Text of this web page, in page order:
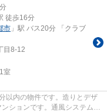
徒歩16分
市 」駅 バス20分 「クラブ
目8-12
1室
以内の物件です。造りとデザ
ションです。通風システムが